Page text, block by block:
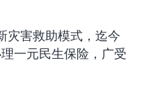
害救助模式，迄今
一元民生保险，广受